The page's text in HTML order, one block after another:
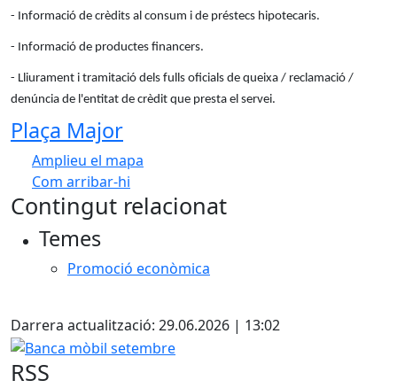
- Informació de crèdits al consum i de préstecs hipotecaris.
- Informació de productes financers.
- Lliurament i tramitació dels fulls oficials de queixa / reclamació /
denúncia de l'entitat de crèdit que presta el servei.
Plaça Major
Amplieu el mapa
Com arribar-hi
+
Contingut relacionat
Temes
Promoció econòmica
Darrera actualització: 29.06.2026 | 13:02
Banca mòbil setembre
RSS